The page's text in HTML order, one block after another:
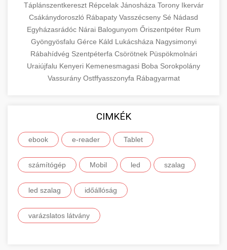
Táplánszentkereszt Répcelak Jánosháza Torony Ikervár
Csákánydoroszló Rábapaty Vasszécseny Sé Nádasd
Egyházasrádóc Nárai Balogunyom Őriszentpéter Rum
Gyöngyösfalu Gérce Káld Lukácsháza Nagysimonyi
Rábahídvég Szentpéterfa Csörötnek Püspökmolnári
Uraiújfalu Kenyeri Kemenesmagasi Boba Sorokpolány
Vassurány Ostffyasszonyfa Rábagyarmat
CIMKÉK
ebook e-reader Tablet
számítógép Mobil led szalag
led szalag időállóság
varázslatos látvány